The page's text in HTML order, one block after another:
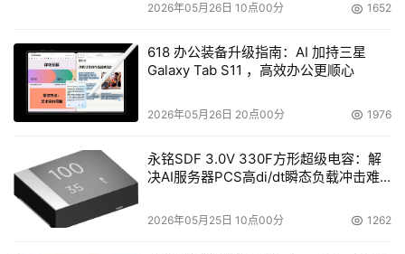
如何选择一条价格上有优势，性能相对其他方式又有良好的
备份线路呢?
VPN组网高中低方案
专线，一次性投入的VPN系统将在整体成本上具有无可比拟
的优越性。以下是深信服的推荐产品。
SINFOR M5100
2026年05月26日 10点00分 1652
618 办公装备升级指南：AI 加持三星
Galaxy Tab S11 ，高效办公更顺心
2026年05月26日 20点00分 1976
永铭SDF 3.0V 330F方形超级电容：解
决AI服务器PCS高di/dt瞬态负载冲击难
2026年05月25日 10点00分 1262